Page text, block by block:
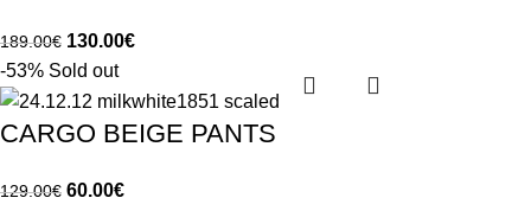
189.00€ 130.00€
-53% Sold out
CARGO BEIGE PANTS
129.00€ 60.00€